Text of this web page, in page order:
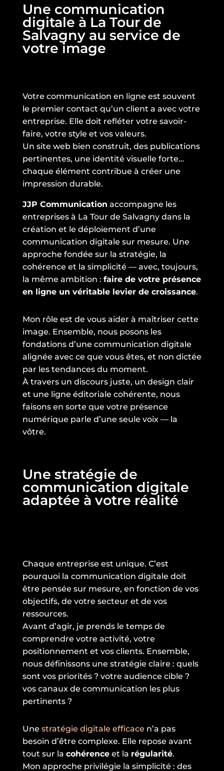
Une communication
digitale à La Tour de
Salvagny au service de
votre image
Votre communication en ligne est souvent
le premier contact qu’un client a avec votre
entreprise. Elle doit refléter votre savoir-
faire, votre style et vos valeurs.
Un site web bien construit, des publications
pertinentes, une identité visuelle forte…
chaque élément contribue à créer une
impression durable.
JJP Communication accompagne les
entreprises à La Tour de Salvagny dans la
création et le déploiement d’une
communication digitale sur mesure. Une
approche fondée sur la stratégie, la
cohérence et la simplicité — avec, toujours,
la même ambition : faire de votre présence
en ligne un véritable levier de croissance.
Mon rôle est de vous aider à maîtriser cette
image. Ensemble, nous posons les
fondations d’une communication digitale
alignée avec ce que vous êtes, et non dictée
par les tendances du moment.
À travers un discours juste, un design clair
et une ligne éditoriale cohérente, nous
faisons en sorte que votre présence
numérique parle d’une seule voix — la
vôtre.
Une stratégie de
communication digitale
adaptée à votre réalité
Chaque entreprise est unique. C’est
pourquoi la communication digitale doit
être pensée sur mesure, en fonction de vos
objectifs, de votre secteur et de vos
ressources.
Avant d’agir, je prends le temps de
comprendre votre activité, votre
positionnement et vos clients. Ensemble,
nous définissons une stratégie claire : quels
sont vos priorités ? votre audience cible ?
vos canaux de communication les plus
pertinents ?
Une stratégie digitale efficace n’a pas
besoin d’être complexe. Elle repose avant
tout sur la cohérenceet la régularité.
Mon approche privilégie la simplicité : des